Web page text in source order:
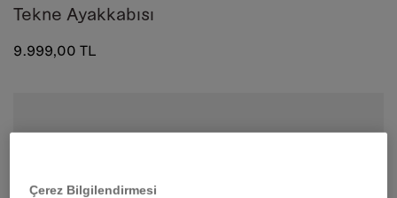
Tekne Ayakkabısı
9.999,00 TL
Çerez Bilgilendirmesi